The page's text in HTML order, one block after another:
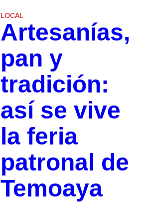
LOCAL
Artesanías,
pan y
tradición:
así se vive
la feria
patronal de
Temoaya